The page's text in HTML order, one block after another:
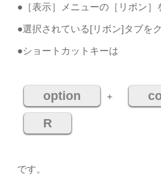
●［表示］メニューの［リボン］
●選択されている[リボン]タブを
●ショートカットキーは
option +
R
です。